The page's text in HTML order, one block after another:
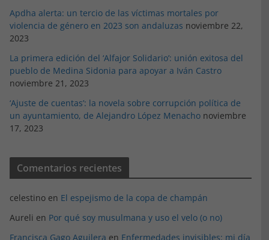
Apdha alerta: un tercio de las víctimas mortales por
violencia de género en 2023 son andaluzas noviembre 22,
2023
La primera edición del ‘Alfajor Solidario’: unión exitosa del
pueblo de Medina Sidonia para apoyar a Iván Castro
noviembre 21, 2023
‘Ajuste de cuentas’: la novela sobre corrupción política de
un ayuntamiento, de Alejandro López Menacho noviembre
17, 2023
Comentarios recientes
celestino en El espejismo de la copa de champán
Aureli en Por qué soy musulmana y uso el velo (o no)
Francisca Gago Aguilera en Enfermedades invisibles: mi día